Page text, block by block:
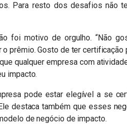
Para resto dos desafios não
foi motivo de orgulho. “Não
prêmio. Gosto de ter certificação
qualquer empresa com
impacto.
pode estar elegível a se
destaca também que esses
de negócio de impacto.